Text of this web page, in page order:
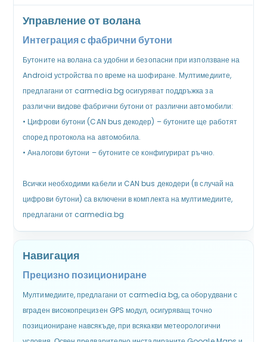
Управление от волана
Интеграция с фабрични бутони
Бутоните на волана са удобни и безопасни при използване на
Android устройства по време на шофиране. Мултимедиите,
предлагани от carmedia.bg осигуряват поддръжка за
различни видове фабрични бутони от различни автомобили:
• Цифрови бутони (CAN bus декодер) – бутоните ще работят
според протокола на автомобила.
• Аналогови бутони – бутоните се конфигурират ръчно.
Всички необходими кабели и CAN bus декодери (в случай на
цифрови бутони) са включени в комплекта на мултимедиите,
предлагани от carmedia.bg
Навигация
Прецизно позициониране
Мултимедиите, предлагани от carmedia.bg, са оборудвани с
вграден високопрецизен GPS модул, осигуряващ точно
позициониране навсякъде, при всякакви метеорологични